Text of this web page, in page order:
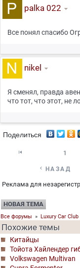
palka 022
Все понял спасибо
nikel
Я сменял, правда
что тот, что этот, не
Поделиться
 1
 НАЗАД
Реклама для
НОВАЯ ТЕМА
Все форумы » Luxury Car
Похожие темы
Китайцы
Тойота Хайлендер
Volkswagen Multivan